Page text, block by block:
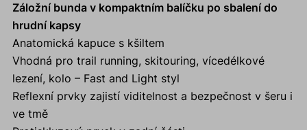
Záložní bunda v kompaktním balíčku po sbalení do
hrudní kapsy
Anatomická kapuce s kšiltem
Vhodná pro trail running, skitouring, vícedélkové
lezení, kolo – Fast and Light styl
Reflexní prvky zajistí viditelnost a bezpečnost v šeru i
ve tmě